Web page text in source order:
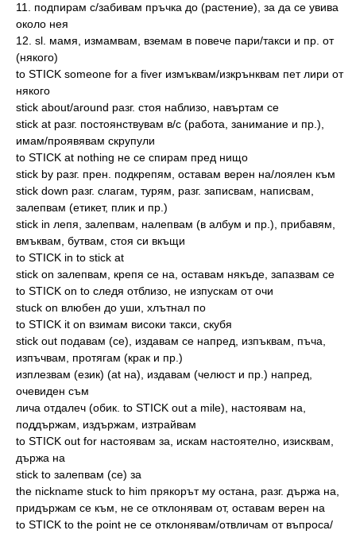
11. подпирам с/забивам пръчка до (растение), за да се увива
около нея
12. sl. мамя, измамвам, вземам в повече пари/такси и пр. от
(някого)
to STICK someone for a fiver измъквам/изкрънквам пет лири от
някого
stick about/around разг. стоя наблизо, навъртам се
stick at разг. постоянствувам в/с (работа, занимание и пр.),
имам/проявявам скрупули
to STICK at nothing не се спирам пред нищо
stick by разг. прен. подкрепям, оставам верен на/лоялен към
stick down разг. слагам, турям, разг. записвам, написвам,
залепвам (етикет, плик и пр.)
stick in лепя, залепвам, налепвам (в албум и пр.), прибавям,
вмъквам, бутвам, стоя си вкъщи
to STICK in to stick at
stick on залепвам, крепя се на, оставам някъде, запазвам се
to STICK on to следя отблизо, не изпускам от очи
stuck on влюбен до уши, хлътнал по
to STICK it on взимам високи такси, скубя
stick out подавам (се), издавам се напред, изпъквам, пъча,
изпъчвам, протягам (крак и пр.)
изплезвам (език) (at на), издавам (челюст и пр.) напред,
очевиден съм
лича отдалеч (обик. to STICK out a mile), настоявам на,
поддържам, издържам, изтрайвам
to STICK out for настоявам за, искам настоятелно, изисквам,
държа на
stick to залепвам (се) за
the nickname stuck to him прякорът му остана, разг. държа на,
придържам се към, не се отклонявам от, оставам верен на
to STICK to the point не се отклонявам/отвличам от въпроса/